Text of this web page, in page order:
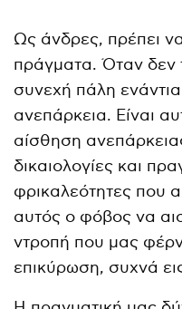
Ως άνδρες, πρέπει
πράγματα. Όταν δεν
συνεχή πάλη
ανεπάρκεια. Είναι
αίσθηση
δικαιολογίες και
φρικαλεότητες που
αυτός ο φόβος να
ντροπή που μας
επικύρωση, συχνά